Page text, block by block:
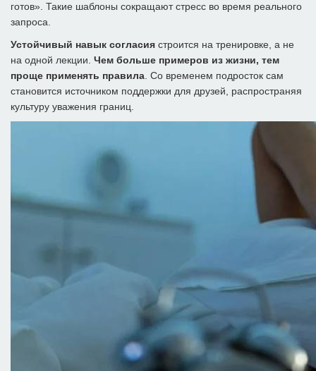
готов». Такие шаблоны сокращают стресс во время реального
запроса.
Устойчивый навык согласия строится на тренировке, а не
на одной лекции. Чем больше примеров из жизни, тем
проще применять правила . Со временем подросток сам
становится источником поддержки для друзей, распространяя
культуру уважения границ.